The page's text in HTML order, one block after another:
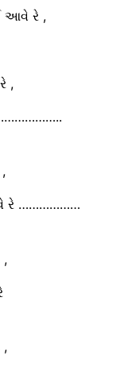
આવે રે ,
,
રે ………………
,
,